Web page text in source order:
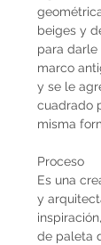
beiges y
para darle
marco
y se le
cuadrado
misma
Proceso
Es una
y
de paleta